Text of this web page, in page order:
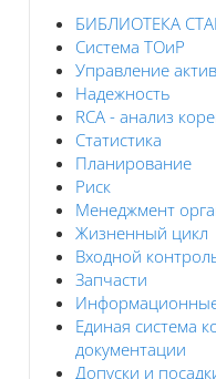
БИБЛИОТЕКА
Система ТОиР
Управление
Надежность
RCA - анализ
Статистика
Планирование
Риск
Менеджмент
Жизненный цикл
Входной
Запчасти
Единая система
документации
Допуски и